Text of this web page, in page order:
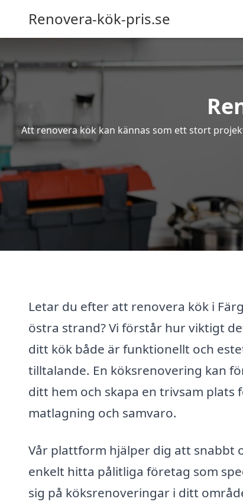
Renovera-kök-pris.se
Att renovera kök kan kännas som ett stort
Letar du efter att renovera kök i
östra strand? Vi förstår hur viktigt
ditt kök både är funktionellt och
tilltalande. En köksrenovering kan
ditt hem och skapa en trivsam plats
matlagning och samvaro.
Vår plattform hjälper dig att snabbt
enkelt hitta pålitliga företag som
sig på köksrenoveringar i ditt